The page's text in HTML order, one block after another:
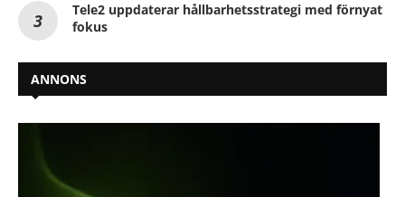
Tele2 uppdaterar hållbarhetsstrategi med förnyat
fokus
ANNONS